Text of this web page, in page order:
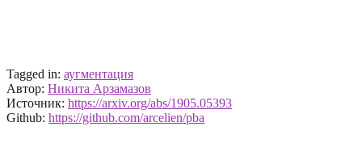
Tagged in: аугментация
Автор: Никита Арзамазов
Источник: https://arxiv.org/abs/1905.05393
Github: https://github.com/arcelien/pba